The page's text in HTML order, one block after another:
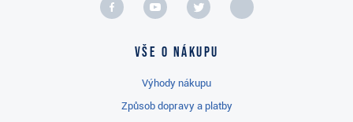
Vše o nákupu
Výhody nákupu
Způsob dopravy a platby